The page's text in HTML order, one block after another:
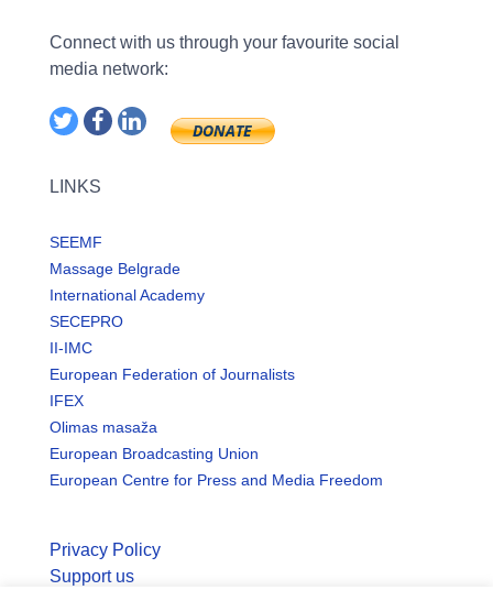
Connect with us through your favourite social
media network:
LINKS
SEEMF
Massage Belgrade
International Academy
SECEPRO
II-IMC
European Federation of Journalists
IFEX
Olimas masaža
European Broadcasting Union
European Centre for Press and Media Freedom
Privacy Policy
Support us